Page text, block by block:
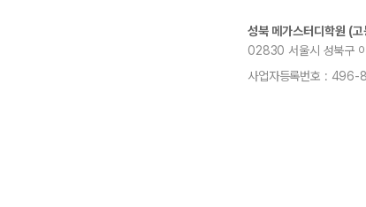
성북 메가스터디학원 (고
02830 서울시 성북구
사업자등록번호 : 496-